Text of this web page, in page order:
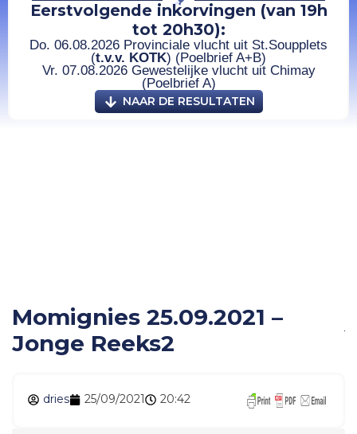
Eerstvolgende inkorvingen (van 19h
tot 20h30):
Do. 06.08.2026 Provinciale vlucht uit St.Soupplets
(t.v.v. KOTK) (Poelbrief A+B)
Vr. 07.08.2026 Gewestelijke vlucht uit Chimay
(Poelbrief A)
NAAR DE RESULTATEN
Momignies 25.09.2021 –
Jonge Reeks2
dries 25/09/2021 20:42